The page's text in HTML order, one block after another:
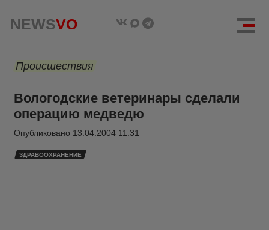
NEWSVO
Происшествия
Вологодские ветеринары сделали
операцию медведю
Опубликовано 13.04.2004 11:31
ЗДРАВООХРАНЕНИЕ